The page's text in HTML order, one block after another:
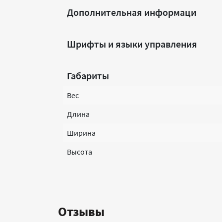
Дополнительная информаци
Шрифты и языки управления
Габариты
Вес
Длина
Ширина
Высота
Отзывы